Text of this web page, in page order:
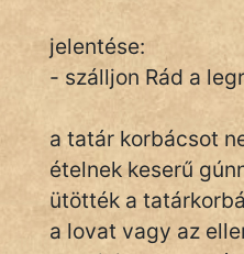
Szólások
Tréfás
IRODALOM
jelentése:
- szálljon Rád a
a tatár korbácsot
ételnek keserű
ütötték a
a lovat vagy az